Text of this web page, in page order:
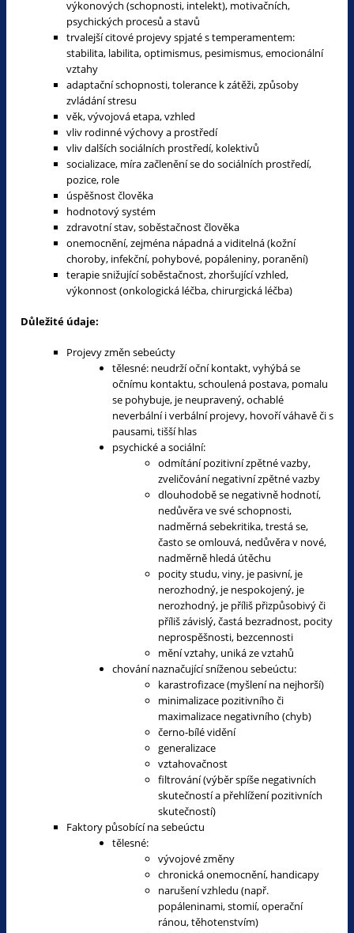
výkonových (schopnosti, intelekt), motivačních,
psychických procesů a stavů
trvalejší citové projevy spjaté s temperamentem:
stabilita, labilita, optimismus, pesimismus, emocionální
vztahy
adaptační schopnosti, tolerance k zátěži, způsoby
zvládání stresu
věk, vývojová etapa, vzhled
vliv rodinné výchovy a prostředí
vliv dalších sociálních prostředí, kolektivů
socializace, míra začlenění se do sociálních prostředí,
pozice, role
úspěšnost člověka
hodnotový systém
zdravotní stav, soběstačnost člověka
onemocnění, zejména nápadná a viditelná (kožní
choroby, infekční, pohybové, popáleniny, poranění)
terapie snižující soběstačnost, zhoršující vzhled,
výkonnost (onkologická léčba, chirurgická léčba)
Důležité údaje:
Projevy změn sebeúcty
tělesné: neudrží oční kontakt, vyhýbá se
očnímu kontaktu, schoulená postava, pomalu
se pohybuje, je neupravený, ochablé
neverbální i verbální projevy, hovoří váhavě či s
pausami, tišší hlas
psychické a sociální:
odmítání pozitivní zpětné vazby,
zveličování negativní zpětné vazby
dlouhodobě se negativně hodnotí,
nedůvěra ve své schopnosti,
nadměrná sebekritika, trestá se,
často se omlouvá, nedůvěra v nové,
nadměrně hledá útěchu
pocity studu, viny, je pasivní, je
nerozhodný, je nespokojený, je
nerozhodný, je příliš přizpůsobivý či
příliš závislý, častá bezradnost, pocity
neprospěšnosti, bezcennosti
mění vztahy, uniká ze vztahů
chování naznačující sníženou sebeúctu:
karastrofizace (myšlení na nejhorší)
minimalizace pozitivního či
maximalizace negativního (chyb)
černo-bílé vidění
generalizace
vztahovačnost
filtrování (výběr spíše negativních
skutečností a přehlížení pozitivních
skutečností)
Faktory působící na sebeúctu
tělesné:
vývojové změny
chronická onemocnění, handicapy
narušení vzhledu (např.
popáleninami, stomií, operační
ránou, těhotenstvím)